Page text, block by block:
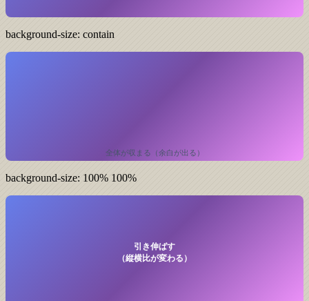
background-size: contain
全体が収まる（余白が出る）
background-size: 100% 100%
引き伸ばす
（縦横比が変わる）